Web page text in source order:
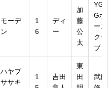
モーデ
ン
1
6
ディ
ー
加
藤
公
太
YG
Gホ
ース
クラ
ブ
ハヤブ
ササキ
1
吉田
東
田
武田